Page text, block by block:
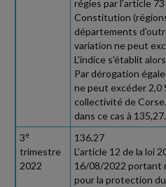
régies par l'article 73
Constitution
départements
variation ne peut
L'indice s'établit
Par dérogation
ne peut excéder 2,0
collectivité de
dans ce cas à 135,27.
3e
trimestre
2022
136,27
L'article 12 de la loi
16/08/2022 portant
pour la protection